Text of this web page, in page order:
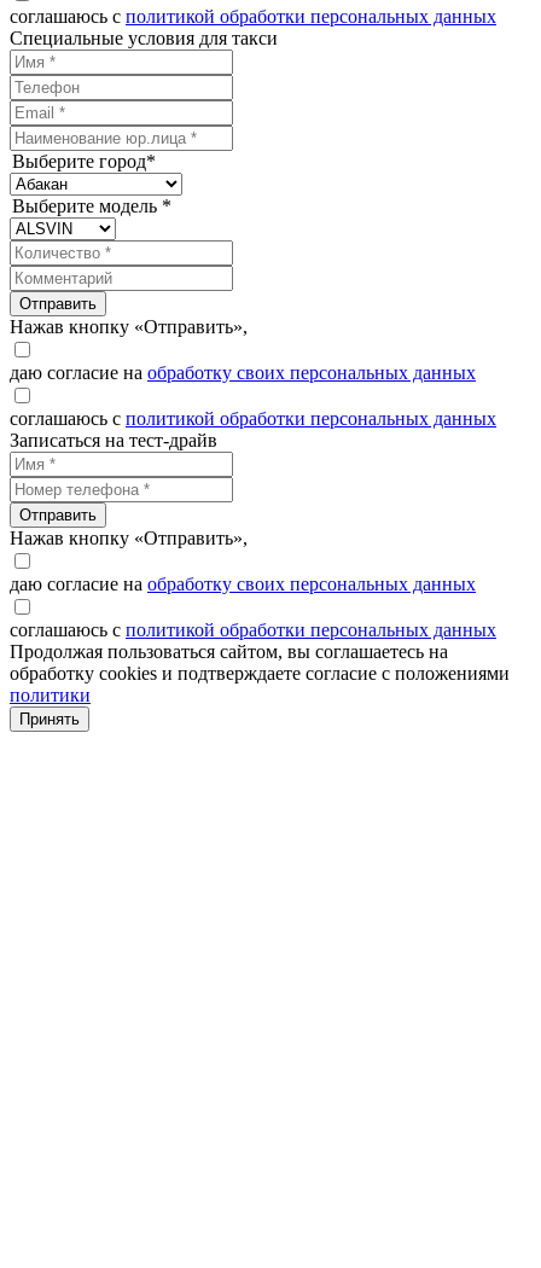
соглашаюсь с политикой обработки персональных данных
Специальные условия для такси
Выберите город*
Выберите модель *
Отправить
Нажав кнопку «Отправить»,
даю согласие на обработку своих персональных данных
соглашаюсь с политикой обработки персональных данных
Записаться на тест-драйв
Отправить
Нажав кнопку «Отправить»,
даю согласие на обработку своих персональных данных
соглашаюсь с политикой обработки персональных данных
Продолжая пользоваться сайтом, вы соглашаетесь на
обработку cookies и подтверждаете согласие с положениями
политики
Принять